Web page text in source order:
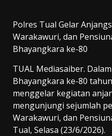
Polres Tual Gelar
Warakawuri, dan
Bhayangkara ke-80
TUAL Mediasaiber.
Bhayangkara ke-80
menggelar kegiatan
mengunjungi sejumlah
Warakawuri, dan
Tual, Selasa (23/6/2026).